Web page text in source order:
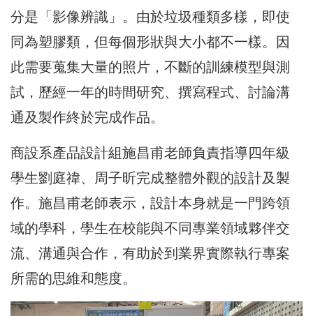
分是「影像辨識」。由於垃圾種類多樣，即使
同為塑膠類，但每個形狀與大小都不一樣。因
此需要蒐集大量的照片，不斷的訓練模型與測
試，歷經一年的時間研究、撰寫程式、討論溝
通及製作終於完成作品。
商設系產品設計組施昌甫老師負責指導四年級
學生劉庭禕、周子昕完成整體外觀的設計及製
作。施昌甫老師表示，設計本身就是一門跨領
域的學科，學生在校能與不同專業領域夥伴交
流、溝通與合作，有助於到業界實際執行專案
所需的思維和態度。